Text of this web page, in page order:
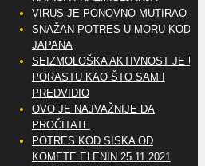
VIRUS JE PONOVNO MUTIRAO
SNAŽAN POTRES U MORU KOD
JAPANA
SEIZMOLOŠKA AKTIVNOST JE U
PORASTU KAO ŠTO SAM I
PREDVIDIO
OVO JE NAJVAŽNIJE DA
PROČITATE
POTRES KOD SISKA OD
KOMETE ELENIN 25.11.2021